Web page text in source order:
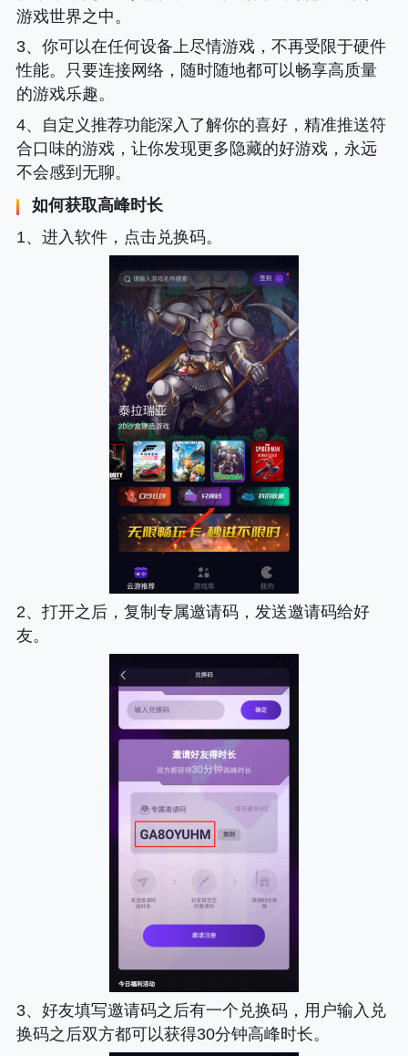
游戏世界之中。
3、你可以在任何设备上尽情游戏，不再受限于硬件
性能。只要连接网络，随时随地都可以畅享高质量
的游戏乐趣。
4、自定义推荐功能深入了解你的喜好，精准推送符
合口味的游戏，让你发现更多隐藏的好游戏，永远
不会感到无聊。
如何获取高峰时长
1、进入软件，点击兑换码。
2、打开之后，复制专属邀请码，发送邀请码给好
友。
3、好友填写邀请码之后有一个兑换码，用户输入兑
换码之后双方都可以获得30分钟高峰时长。